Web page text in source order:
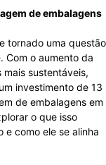
de embalagens
tornado uma questão
Com o aumento da
sustentáveis,
investimento de 13
de embalagens em
o que isso
como ele se alinha